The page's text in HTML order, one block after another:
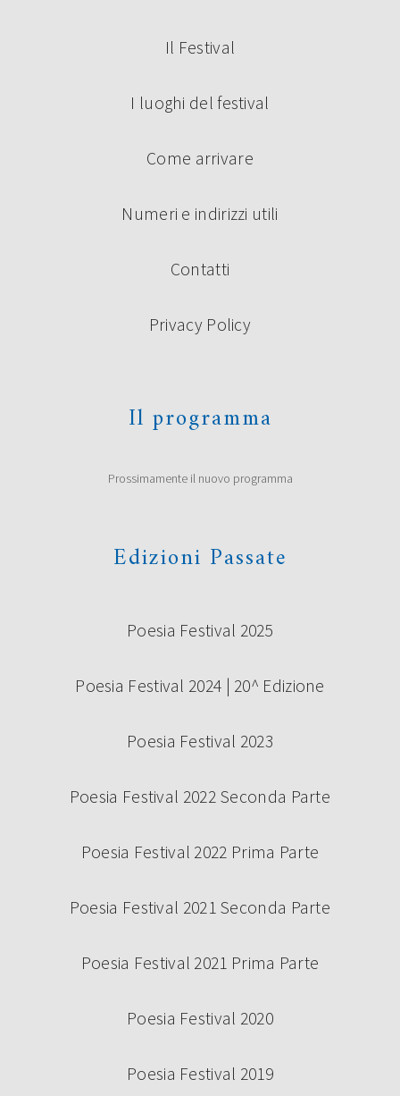
Il Festival
I luoghi del festival
Come arrivare
Numeri e indirizzi utili
Contatti
Privacy Policy
Il programma
Prossimamente il nuovo programma
Edizioni Passate
Poesia Festival 2025
Poesia Festival 2024 | 20^ Edizione
Poesia Festival 2023
Poesia Festival 2022 Seconda Parte
Poesia Festival 2022 Prima Parte
Poesia Festival 2021 Seconda Parte
Poesia Festival 2021 Prima Parte
Poesia Festival 2020
Poesia Festival 2019